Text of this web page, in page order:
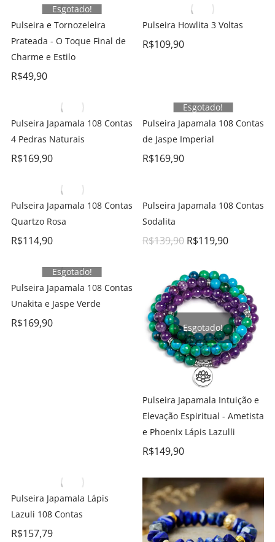
Esgotado!
Pulseira e Tornozeleira
Prateada - O Toque Final de
Charme e Estilo
R$49,90
Pulseira Howlita 3 Voltas
R$109,90
Pulseira Japamala 108 Contas
4 Pedras Naturais
R$169,90
Esgotado!
Pulseira Japamala 108 Contas
de Jaspe Imperial
R$169,90
Pulseira Japamala 108 Contas
Quartzo Rosa
R$114,90
Pulseira Japamala 108 Contas
Sodalita
R$139,90 R$119,90
Esgotado!
Pulseira Japamala 108 Contas
Unakita e Jaspe Verde
R$169,90 Esgotado!
Pulseira Japamala Intuição e
Elevação Espiritual - Ametista
e Phoenix Lápis Lazulli
R$149,90
Pulseira Japamala Lápis
Lazuli 108 Contas
R$157,79